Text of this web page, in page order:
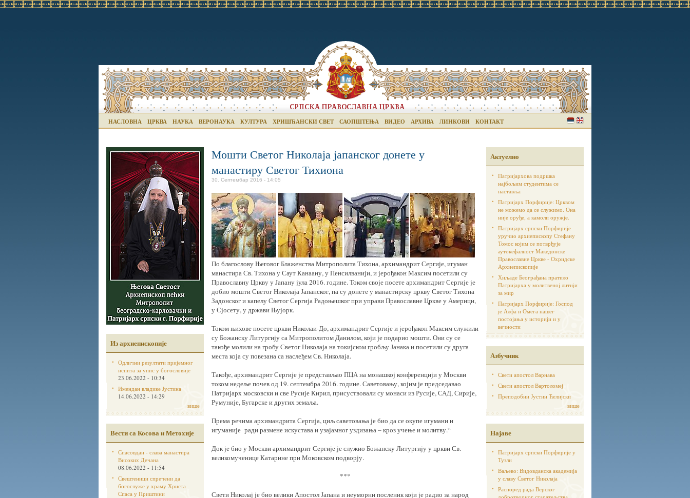
НАСЛОВНА ЦРКВА НАУКА ВЕРОНАУКА КУЛТУРА ХРИШЋАНСКИ СВЕТ САОПШТЕЊА ВИДЕО АРХИВА ЛИНКОВИ КОНТАКТ
Из архиепископије
Одлични резултати пријемног
испита за упис у богословије
23.06.2022 - 10:34
Имендан владике Јустина
14.06.2022 - 14:29
више
Вести са Косова и Метохије
Спасовдан - слава манастира
Високих Дечана
08.06.2022 - 11:54
Свештеници спречени да
богослуже у храму Христа
Спаса у Приштини
Мошти Светог Николаја jапанског донете у
манастиру Светог Тихиона
30. Септембар 2016 - 14:05
По благослову Његовог Блаженства Митрополита Тихона, архимандрит Сергије, игуман
манастира Св. Тихона у Саут Канаану, у Пенсилванији, и јерођакон Максим посетили су
Православну Цркву у Јапану јула 2016. године. Током своје посете архимандрит Сергије је
добио мошти Светог Николаја Јапанског, па су донете у манастирску цркву Светог Тихона
Задонског и капелу Светог Сергија Радоњешког при управи Православне Цркве у Америци,
у Сјосету, у држави Њујорк.
Током њихове посете цркви Николаи-До, архимандрит Сергије и јерођакон Максим служили
су Божанску Литургију са Митрополитом Данилом, који је подарио мошти. Они су се
такође молили на гробу Светог Николаја на токијском гробљу Јанака и посетили су друга
места која су повезана са наслеђем Св. Николаја.
Такође, архимандрит Сергије је представљао ПЦА на монашкој конференцији у Москви
током недеље почев од 19. септембра 2016. године. Саветовању, којим је председавао
Патријарх московски и све Русије Кирил, присуствовали су монаси из Русије, САД, Сирије,
Румуније, Бугарске и других земаља.
Према речима архимандрита Сергија, циљ саветовања је био да се окупе игумани и
игуманије ради размене искустава и узајамног уздизања – кроз учење и молитву.“
Док је био у Москви архимандрит Сергије је служио Божанску Литургију у цркви Св.
великомученице Катарине при Моковском подворју.
***
Свети Николај је био велики Апостол Јапана и неуморни посленик који је радио за народ
Актуелно
Патријархова подршка
најбољим студентима се
наставља
Патријарх Порфирије: Црквом
не можемо да се служимо. Она
није оруђе, а камоли оружје.
Патријарх српски Порфирије
уручио архиепископу Стефану
Томос којим се потврђује
аутoкефалност Македонске
Православне Цркве - Охридске
Архиепископије
Хиљаде Београђана пратило
Патријарха у молитвеној литији
за мир
Патријарх Порфирије: Господ
је Алфа и Омега нашег
постојања у историји и у
вечности
Азбучник
Свети апостол Варнава
Свети апостол Вартоломеј
Преподобни Јустин Ћелијски
више
Најаве
Патријарх српски Порфирије у
Тузли
Ваљево: Видовданска академија
у славу Светог Николаја
Распоред рада Верског